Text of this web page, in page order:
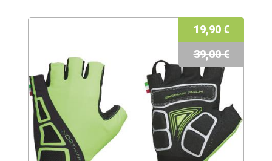
19,90 €
39,00 €